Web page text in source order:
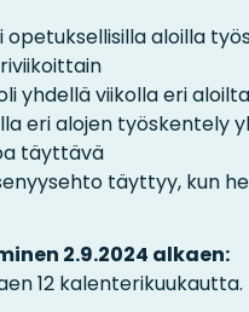
opetuksellisilla aloilla
yhdellä viikolla eri
eri alojen työskentely
täyttävä
täyttyy, kun
2.9.2024 alkaen:
12 kalenterikuukautta.